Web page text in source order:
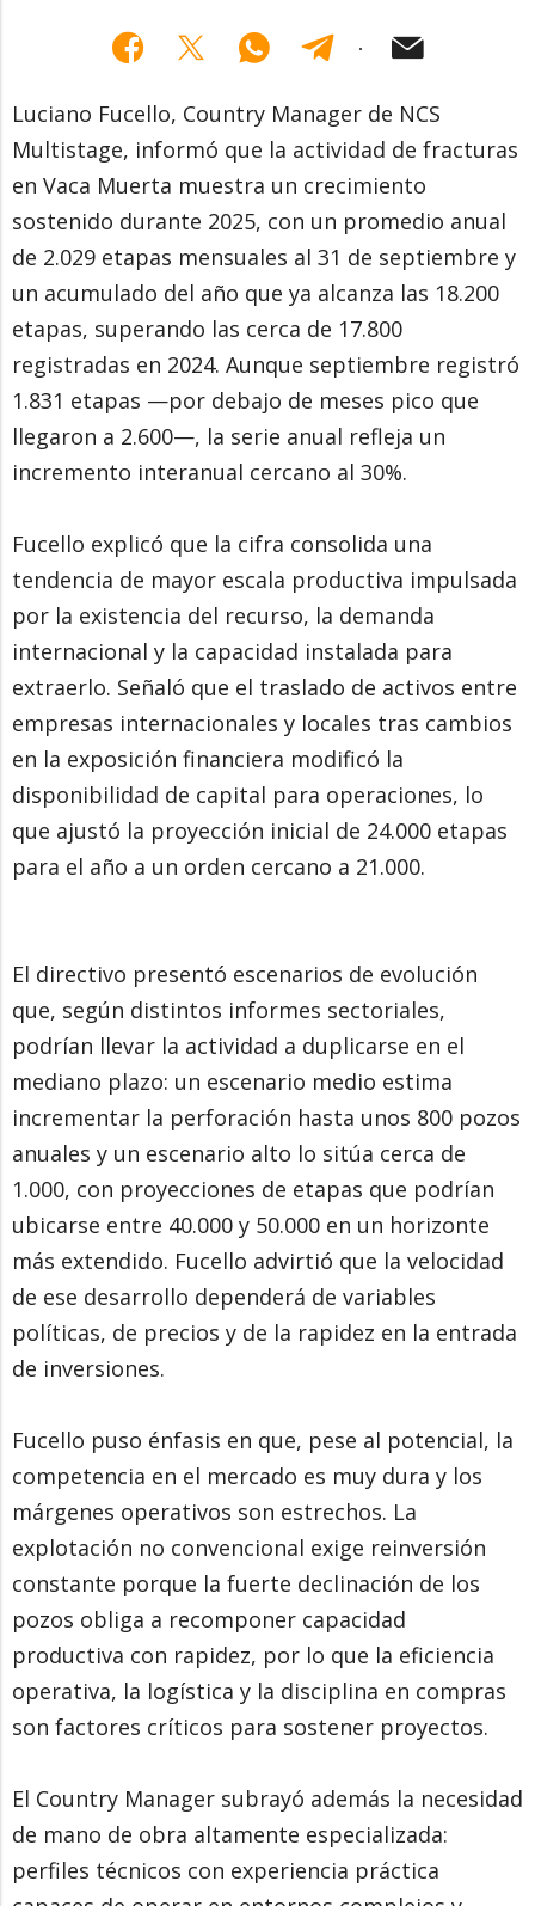
Luciano Fucello, Country Manager de NCS
Multistage, informó que la actividad de fracturas
en Vaca Muerta muestra un crecimiento
sostenido durante 2025, con un promedio anual
de 2.029 etapas mensuales al 31 de septiembre y
un acumulado del año que ya alcanza las 18.200
etapas, superando las cerca de 17.800
registradas en 2024. Aunque septiembre registró
1.831 etapas —por debajo de meses pico que
llegaron a 2.600—, la serie anual refleja un
incremento interanual cercano al 30%.
Fucello explicó que la cifra consolida una
tendencia de mayor escala productiva impulsada
por la existencia del recurso, la demanda
internacional y la capacidad instalada para
extraerlo. Señaló que el traslado de activos entre
empresas internacionales y locales tras cambios
en la exposición financiera modificó la
disponibilidad de capital para operaciones, lo
que ajustó la proyección inicial de 24.000 etapas
para el año a un orden cercano a 21.000.
El directivo presentó escenarios de evolución
que, según distintos informes sectoriales,
podrían llevar la actividad a duplicarse en el
mediano plazo: un escenario medio estima
incrementar la perforación hasta unos 800 pozos
anuales y un escenario alto lo sitúa cerca de
1.000, con proyecciones de etapas que podrían
ubicarse entre 40.000 y 50.000 en un horizonte
más extendido. Fucello advirtió que la velocidad
de ese desarrollo dependerá de variables
políticas, de precios y de la rapidez en la entrada
de inversiones.
Fucello puso énfasis en que, pese al potencial, la
competencia en el mercado es muy dura y los
márgenes operativos son estrechos. La
explotación no convencional exige reinversión
constante porque la fuerte declinación de los
pozos obliga a recomponer capacidad
productiva con rapidez, por lo que la eficiencia
operativa, la logística y la disciplina en compras
son factores críticos para sostener proyectos.
El Country Manager subrayó además la necesidad
de mano de obra altamente especializada:
perfiles técnicos con experiencia práctica